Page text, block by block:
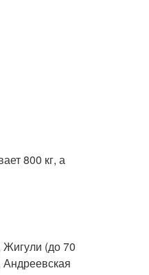
800 кг, а
Жигули (до 70
Андреевская